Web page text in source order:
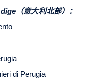
（意大利北部）：
di Perugia